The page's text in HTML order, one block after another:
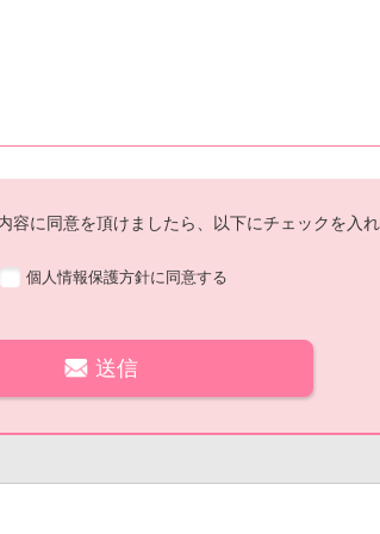
容に同意を頂けましたら、以下にチェックを入れ
個人情報保護方針に同意する